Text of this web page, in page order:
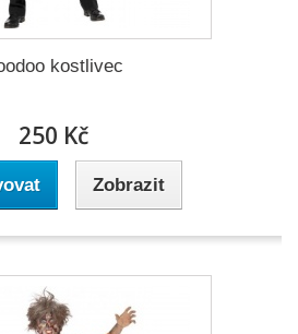
kostlivec
250 Kč
Zobrazit